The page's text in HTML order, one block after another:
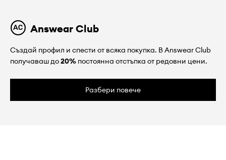
Answear Club
Създай профил и спести от всяка покупка. В Answear Club
получаваш до20% постоянна отстъпка от редовни цени.
Разбери повече